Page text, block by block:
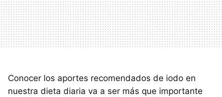
Conocer los aportes recomendados de iodo en
nuestra dieta diaria va a ser más que importante